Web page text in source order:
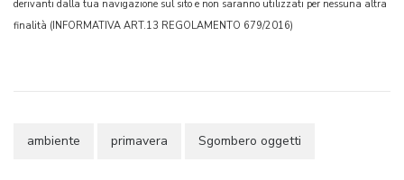
derivanti dalla tua navigazione sul sito e non saranno utilizzati per nessuna altra
finalità (INFORMATIVA ART.13 REGOLAMENTO 679/2016)
ambiente primavera Sgombero oggetti